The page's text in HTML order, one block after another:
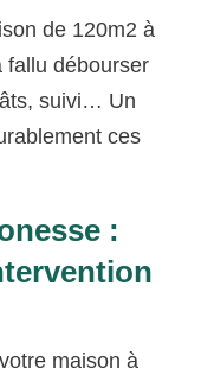
de 120m2 à
fallu débourser
suivi… Un
ces
:
maison à